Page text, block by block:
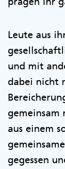
Leute aus
und mit
dabei nicht
gemeinsam
aus einem
gegessen